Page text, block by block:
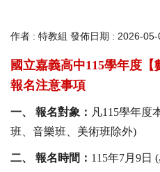
作者 : 特教組 發佈日期 : 2026-05-
國立嘉義高中115學年度
報名注意事項
一、 報名對象： 凡115學年度
班、音樂班、美術班除外)
二、 報名時間： 115年7月9日